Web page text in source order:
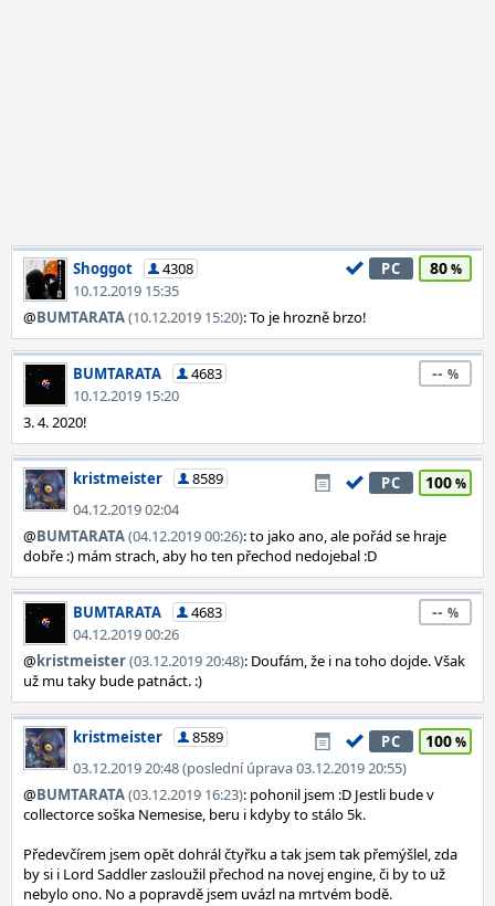
Shoggot
4308
10.12.2019 15:35
PC 80
@BUMTARATA(10.12.2019 15:20): To je hrozně brzo!
BUMTARATA
4683
10.12.2019 15:20
--
3. 4. 2020!
kristmeister
8589
04.12.2019 02:04
PC 100
@BUMTARATA(04.12.2019 00:26): to jako ano, ale pořád se hraje
dobře :) mám strach, aby ho ten přechod nedojebal :D
BUMTARATA
4683
04.12.2019 00:26
--
@kristmeister(03.12.2019 20:48): Doufám, že i na toho dojde. Však
už mu taky bude patnáct. :)
kristmeister
8589
03.12.2019 20:48 (poslední úprava 03.12.2019 20:55)
PC 100
@BUMTARATA(03.12.2019 16:23): pohonil jsem :D Jestli bude v
collectorce soška Nemesise, beru i kdyby to stálo 5k.
Předevčírem jsem opět dohrál čtyřku a tak jsem tak přemýšlel, zda
by si i Lord Saddler zasloužil přechod na novej engine, či by to už
nebylo ono. No a popravdě jsem uvázl na mrtvém bodě.